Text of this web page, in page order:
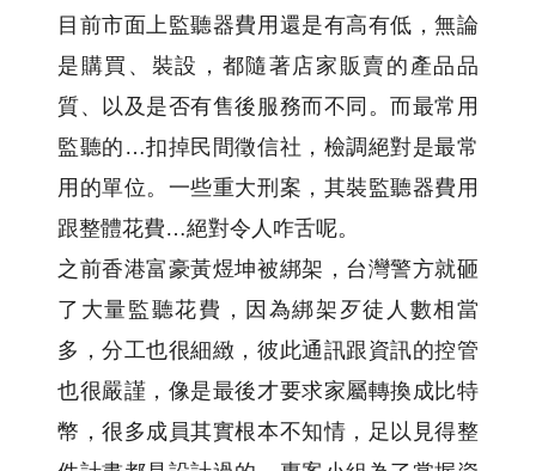
目前市面上監聽器費用還是有高有低，無論
是購買、裝設，都隨著店家販賣的產品品
質、以及是否有售後服務而不同。而最常用
監聽的…扣掉民間徵信社，檢調絕對是最常
用的單位。一些重大刑案，其裝監聽器費用
跟整體花費…絕對令人咋舌呢。
之前香港富豪黃煜坤被綁架，台灣警方就砸
了大量監聽花費，因為綁架歹徒人數相當
多，分工也很細緻，彼此通訊跟資訊的控管
也很嚴謹，像是最後才要求家屬轉換成比特
幣，很多成員其實根本不知情，足以見得整